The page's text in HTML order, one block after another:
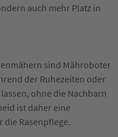
auch mehr Platz in
sind Mähroboter
der Ruhezeiten oder
ohne die Nachbarn
ist daher eine
Rasenpflege.